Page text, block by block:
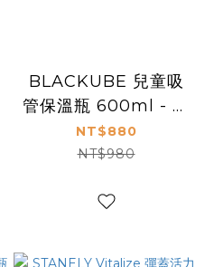
BLACKUBE 兒童吸
管保溫瓶 600ml - 哈
哈彩虹島 (附背帶+吊
飾)
NT$880
NT$980